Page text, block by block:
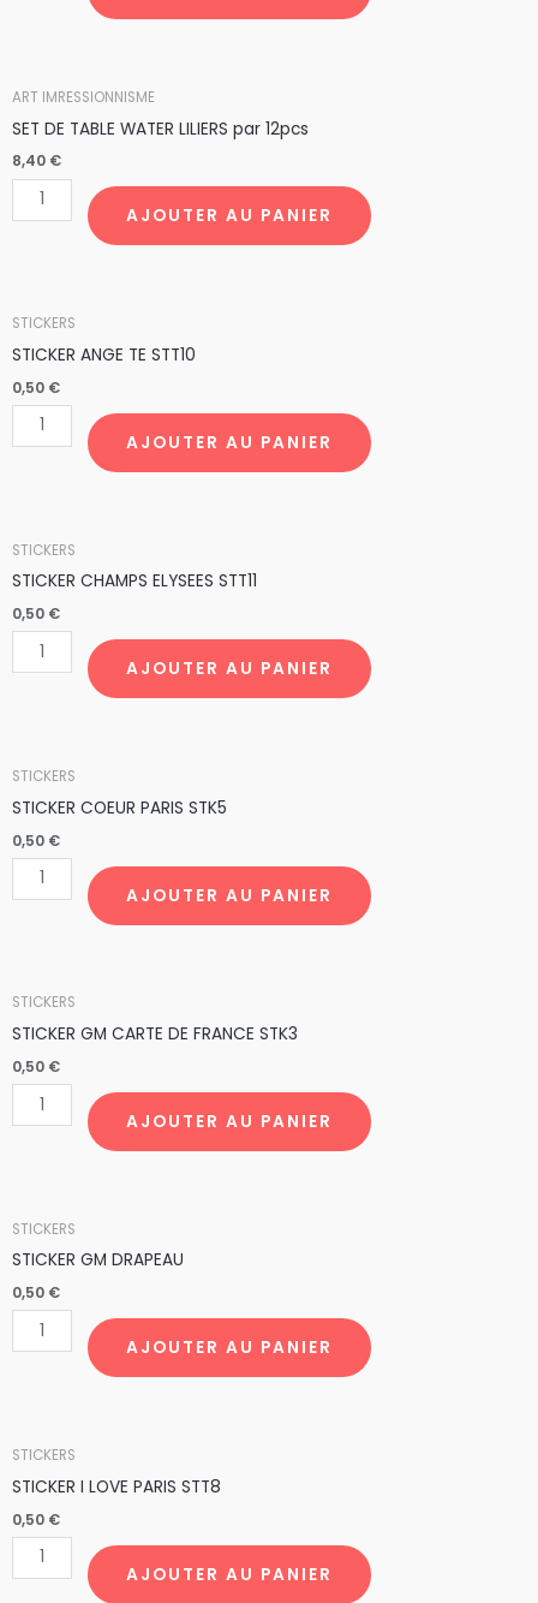
NUIT
CTS5
ART IMRESSIONNISME
SET DE TABLE WATER LILIERS par 12pcs
8,40 €
quantité
de
SET
DE
TABLE
12pcs
AJOUTER AU PANIER
STICKERS
STICKER ANGE TE STT10
0,50 €
quantité
de
ANGE
AJOUTER AU PANIER
STICKERS
STICKER CHAMPS ELYSEES STT11
0,50 €
quantité
de
CHAMPS
ELYSEES
AJOUTER AU PANIER
STICKERS
STICKER COEUR PARIS STK5
0,50 €
quantité
de
COEUR
PARIS
AJOUTER AU PANIER
STICKERS
STICKER GM CARTE DE FRANCE STK3
0,50 €
quantité
de
GM
CARTE
AJOUTER AU PANIER
STICKERS
STICKER GM DRAPEAU
0,50 €
quantité
de
GM
DRAPEAU
AJOUTER AU PANIER
STICKERS
STICKER I LOVE PARIS STT8
0,50 €
quantité
de
I
LOVE
AJOUTER AU PANIER